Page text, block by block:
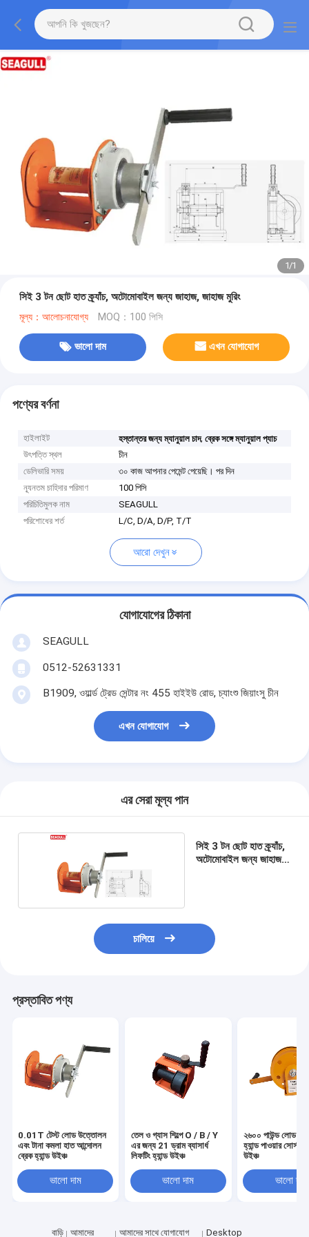
1/1
সিই 3 টন ছোট হাত ক্র্যাঁচ, অটোমোবাইল জন্য জাহাজ, জাহাজ মুরিং
মূল্য：আলোচনাযোগ্য MOQ：100 পিসি
ভালো দাম এখন যোগাযোগ
পণ্যের বর্ণনা
হাইলাইট হস্তান্তর জন্য ম্যানুয়াল চাদ,ব্রেক সঙ্গে ম্যানুয়াল প্যাচ
উৎপত্তি স্থল
চীন
ডেলিভারি সময়
৩০ কাজ আপনার পেমেন্ট পেয়েছি। পর দিন
ন্যূনতম চাহিদার পরিমাণ
100 পিসি
পরিচিতিমুলক নাম
SEAGULL
পরিশোধের শর্ত
L/C, D/A, D/P, T/T
আরো দেখুন
যোগাযোগের ঠিকানা
SEAGULL
0512-52631331
B1909, ওয়ার্ল্ড ট্রেড সেন্টার নং 455 হাইইউ রোড, চ্যাংশু জিয়াংসু চীন
এখন যোগাযোগ
এর সেরা মূল্য পান
সিই 3 টন ছোট হাত ক্র্যাঁচ,
অটোমোবাইল জন্য জাহাজ,
চালিয়ে
প্রস্তাবিত পণ্য
0.01T টেস্ট লোড উত্তোলন
এবং টানা কমলা হাত আন্দোলন
ব্রেক হ্যান্ড উইঞ্চ
ভালো দাম
তেল ও গ্যাস শিল্পে O / B / Y
এর জন্য 21 ড্রাম ব্যাসার্ধ
লিফটিং হ্যান্ড উইঞ্চ
ভালো দাম
২৬০০ পাউন্ড লোড
হ্যান্ড পাওয়ার সোর্স
উইঞ্চ
ভালো দাম
বাড়ি আমাদের আমাদের সাথে যোগাযোগ Desktop